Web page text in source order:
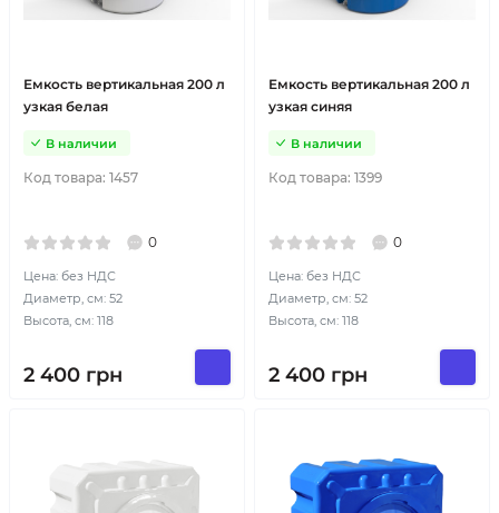
Емкость вертикальная 200 л
узкая белая
Код товара: 1457
В наличии
0
Цена: без НДС
Диаметр, см: 52
Высота, см: 118
2 400 грн
Емкость вертикальная 200 л
узкая синяя
Код товара: 1399
В наличии
0
Цена: без НДС
Диаметр, см: 52
Высота, см: 118
2 400 грн